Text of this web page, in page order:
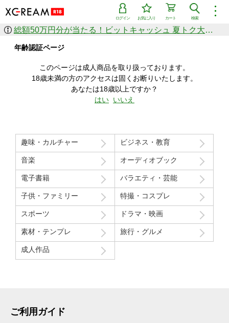
︙
検索
カート
お気に入り
ログイン
作品を探す
ジャンル
シリーズ
人気のセール中商品
新着セール中商品
すべての作品から探す
価格の安い順
価格の高い順
月間ランキング
年間ランキング
総額50万円分が当たる！ビットキャッシュ 夏トク大感謝祭
年齢認証ページ
このページは成人商品を取り扱っております。
18歳未満の方のアクセスは固くお断りいたします。
あなたは18歳以上ですか？
はい いいえ
趣味・カルチャー ビジネス・教育
音楽 オーディオブック
電子書籍 バラエティ・芸能
子供・ファミリー 特撮・コスプレ
スポーツ ドラマ・映画
素材・テンプレ 旅行・グルメ
成人作品
ご利用ガイド